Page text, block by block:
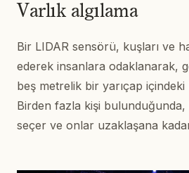
Varlık algılama
Bir LIDAR sensörü, kuşları ve
ederek insanlara odaklanarak,
beş metrelik bir yarıçap
Birden fazla kişi
seçer ve onlar uzaklaşana